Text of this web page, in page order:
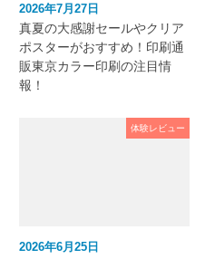
2026年7月27日
真夏の大感謝セールやクリア
ポスターがおすすめ！印刷通
販東京カラー印刷の注目情
報！
体験レビュー
2026年6月25日